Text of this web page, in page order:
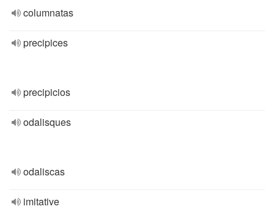
columnatas
precipices
precipicios
odalisques
odaliscas
imitative